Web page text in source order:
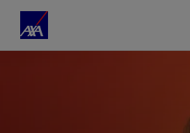
Aller au contenu principal
Accueil
AXA